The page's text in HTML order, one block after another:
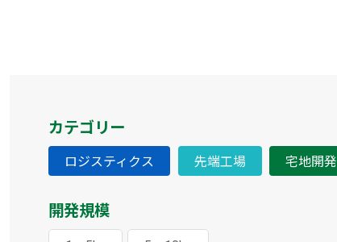
カテゴリー
ロジスティクス 先端工場 宅地開発
開発規模